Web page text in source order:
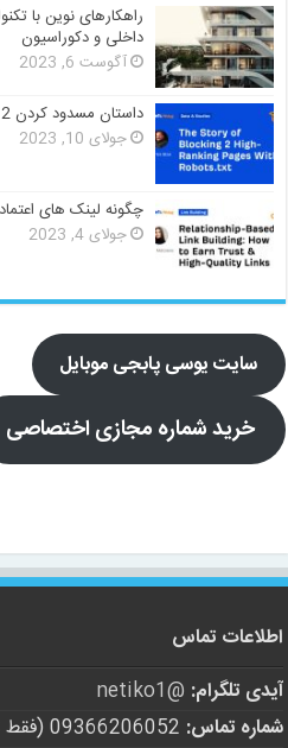
داخلی و دکوراسیون
آگوست 6, 2023
داستان مسدود کردن 2 صفحه با رتبه بالا با Robots.txt
جولای 10, 2023
چگونه لینک های
جولای 4, 2023
سایت یوسی پابجی موبایل
خرید شماره مجازی اختصاصی
اطلاعات تماس
آیدی تلگرام: @netiko1
شماره تماس: